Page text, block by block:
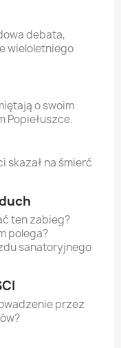
debata,
wieloletniego
o swoim
Popiełuszce.
skazał na śmierć
ten zabieg?
polega?
sanatoryjnego
przez